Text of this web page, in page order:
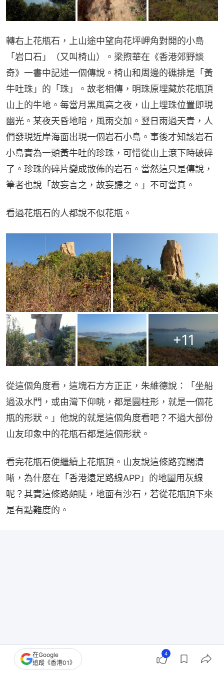
轉右上花瓶石，上山途中望向花坪岬角對開的小島
「岩口石」（又叫椅山）。梁煦華在《香港郊野談
奇》一書中記述一個傳說。椅山和周邊的礁排是「黃
牛吐珠」的「珠」。故老相傳，明珠原埋藏於花瓶頂
山上的牛地。每當月黑風高之夜，山上埋珠位置即現
幽光。某夜天昏地暗，風雨交加。翌日雨過天青，人
們發現近岸海面出現一個岩石小島。事後才知該岩石
小島實為一頭黃牛吐的珍珠，可惜從山上滾下時破碎
了。珍珠的碎片變成散佈的岩石。當然這只是傳說，
筆者也說「故妄言之，故妄聽之。」不可當真。
看過花瓶石的人都說不似花瓶。
+11
從這個角度看，這塊石方方正正，朱維德說：「坐船
過汲水門，或由灣下仰眺，都是圓柱形，就是一個花
瓶的形狀。」他說的就是這個角度看吧？不過大部份
山友印象中的花瓶石都是這個形狀。
看完花瓶石便繼續上花瓶頂。山友說這條路寬闊清
晰，為什麼在「香港遠足路線APP」的地圖用灰線
呢？其實這條路頗陡，地面有沙石，若從花瓶頂下來
是有點難度的。
在Google
追蹤《香港01》
4